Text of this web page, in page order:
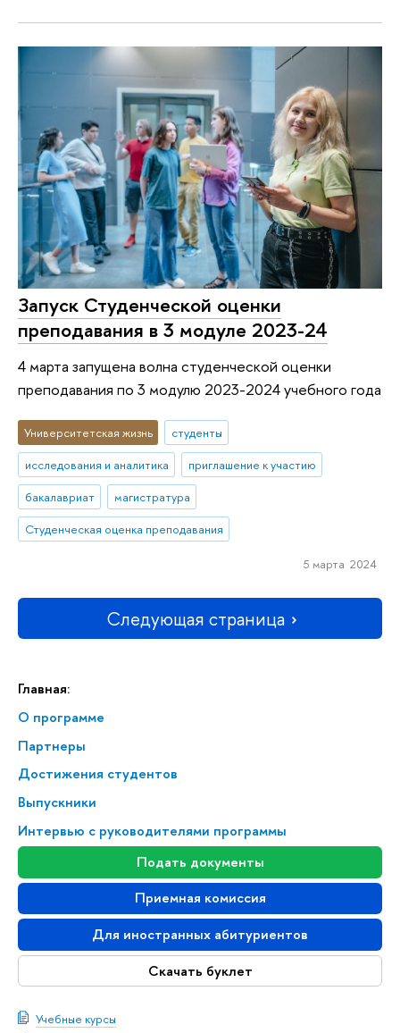
Главная:
О программе
Партнеры
Достижения студентов
Выпускники
Интервью с руководителями программы
Подать документы
Приемная комиссия
Для иностранных абитуриентов
Скачать буклет
Учебные курсы
Запуск Студенческой оценки
преподавания в 3 модуле 2023-24
4 марта запущена волна студенческой оценки
преподавания по 3 модулю 2023-2024 учебного года
Университетская жизнь
студенты
исследования и аналитика
приглашение к участию
бакалавриат
магистратура
Студенческая оценка преподавания
5 марта 2024
Следующая страница